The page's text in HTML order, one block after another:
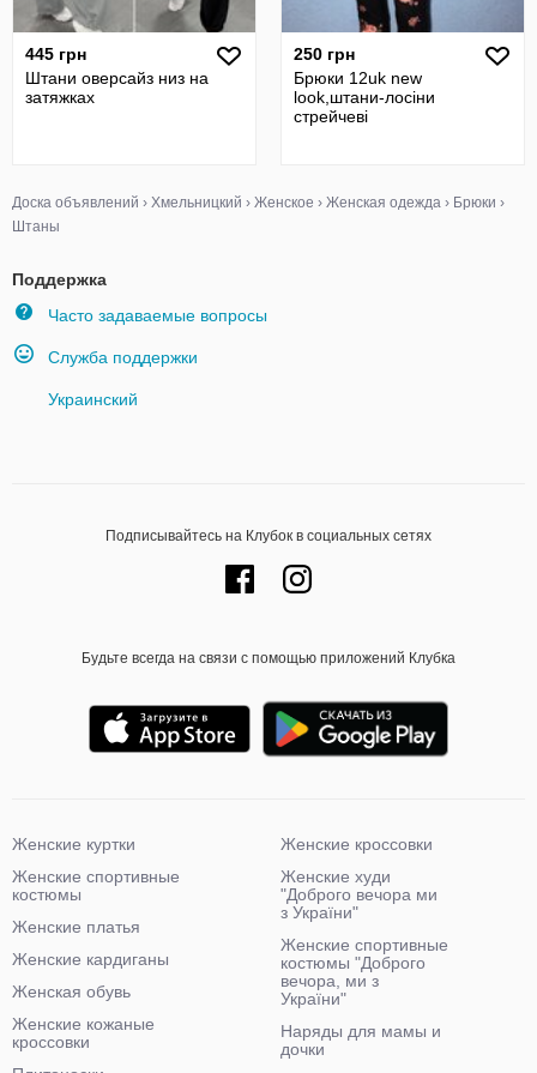
445 грн
Штани оверсайз низ на
затяжках
250 грн
Брюки 12uk new
look,штани-лосіни
стрейчеві
Доска объявлений › Хмельницкий › Женское › Женская одежда › Брюки ›
Штаны
Поддержка
Часто задаваемые вопросы
Служба поддержки
Украинский
Подписывайтесь на Клубок в социальных сетях
Будьте всегда на связи с помощью приложений Клубка
Женские куртки
Женские спортивные
костюмы
Женские платья
Женские кардиганы
Женская обувь
Женские кожаные
кроссовки
Женские кроссовки
Женские худи
"Доброго вечора ми
з України"
Женские спортивные
костюмы "Доброго
вечора, ми з
України"
Наряды для мамы и
дочки